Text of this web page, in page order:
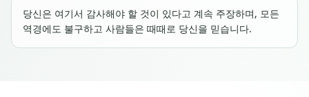
당신은 여기서 감사해야 할 것이 있다고 계속 주장하며, 모든
역경에도 불구하고 사람들은 때때로 당신을 믿습니다.